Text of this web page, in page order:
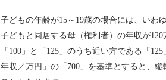
子どもの年齢が15～19歳の場合には、いわ
子どもと同居する母（権利者）の年収が
「100」と「125」のうち近い方である「
年収／万円」の「700」を基準とすると、